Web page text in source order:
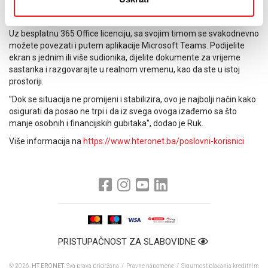
raspolaganju u svakom trenutku na bilo kojem uređaju (do pet
uređaja), uz automatsko ažuriranje.
Uz besplatnu 365 Office licenciju, sa svojim timom se svakodnevno
možete povezati i putem aplikacije Microsoft Teams. Podijelite
ekran s jednim ili više sudionika, dijelite dokumente za vrijeme
sastanka i razgovarajte u realnom vremenu, kao da ste u istoj
prostoriji.
''Dok se situacija ne promijeni i stabilizira, ovo je najbolji način kako
osigurati da posao ne trpi i da iz svega ovoga izađemo sa što
manje osobnih i financijskih gubitaka'', dodao je Ruk.
Više informacija na https://www.hteronet.ba/poslovni-korisnici
PRISTUPAČNOST ZA SLABOVIDNE
© 2026. HT ERONET . Sva prava pridržana / Pravne napomene / Sigurnost plaćanja kreditnim